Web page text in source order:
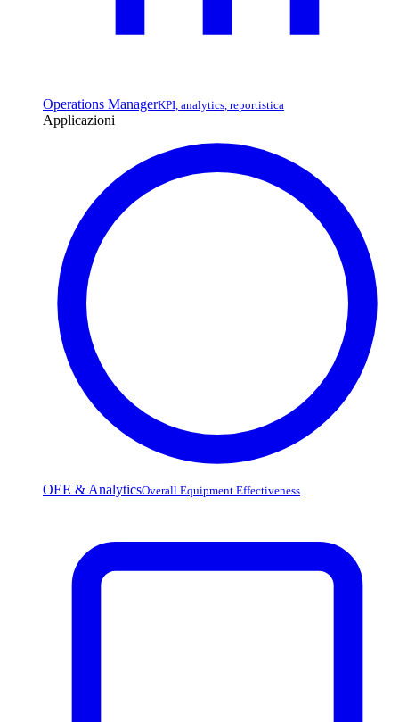
Operations ManagerKPI, analytics, reportistica
Applicazioni
OEE & AnalyticsOverall Equipment Effectiveness